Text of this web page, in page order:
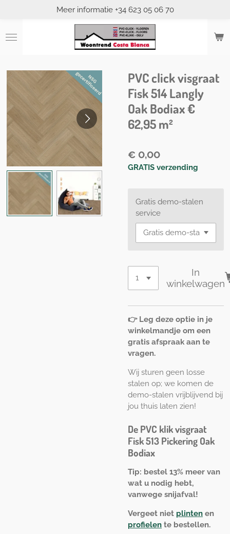
naar
Meer informatie +34 623 05 06 70
PVC click visgraat
Fisk 514 Langly
Oak Bodiax €
62,95 m²
€ 0,00
GRATIS verzending
Gratis demo-stalen
service
In
winkelwagen
👉 Leg deze optie in je
winkelmandje om een
gratis afspraak aan te
vragen.
Wij sturen geen losse
stalen op; we komen de
demo-stalen vrijblijvend bij
jou thuis laten zien!
De PVC klik visgraat
Fisk 513 Pickering Oak
Bodiax
Tip: bestel 13% meer van
wat u nodig hebt,
vanwege snijafval!
Vergeet niet plinten en
profielen te bestellen.